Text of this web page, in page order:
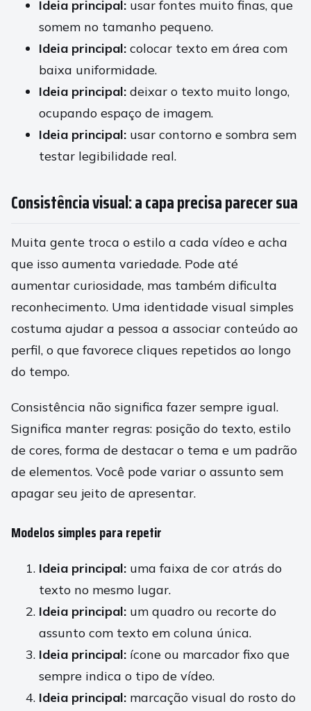
Ideia principal: usar fontes muito finas, que
somem no tamanho pequeno.
Ideia principal: colocar texto em área com
baixa uniformidade.
Ideia principal: deixar o texto muito longo,
ocupando espaço de imagem.
Ideia principal: usar contorno e sombra sem
testar legibilidade real.
Consistência visual: a capa precisa parecer sua
Muita gente troca o estilo a cada vídeo e acha
que isso aumenta variedade. Pode até
aumentar curiosidade, mas também dificulta
reconhecimento. Uma identidade visual simples
costuma ajudar a pessoa a associar conteúdo ao
perfil, o que favorece cliques repetidos ao longo
do tempo.
Consistência não significa fazer sempre igual.
Significa manter regras: posição do texto, estilo
de cores, forma de destacar o tema e um padrão
de elementos. Você pode variar o assunto sem
apagar seu jeito de apresentar.
Modelos simples para repetir
Ideia principal: uma faixa de cor atrás do
texto no mesmo lugar.
Ideia principal: um quadro ou recorte do
assunto com texto em coluna única.
Ideia principal: ícone ou marcador fixo que
sempre indica o tipo de vídeo.
Ideia principal: marcação visual do rosto do